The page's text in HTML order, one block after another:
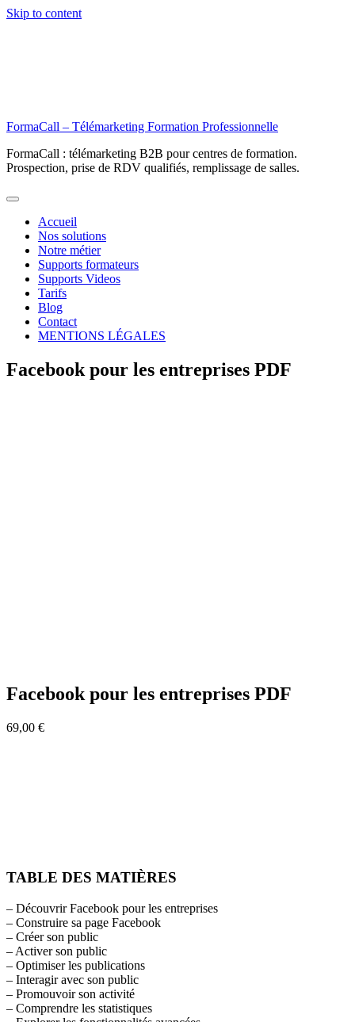
Skip to content
FormaCall – Télémarketing Formation Professionnelle
FormaCall : télémarketing B2B pour centres de formation.
Prospection, prise de RDV qualifiés, remplissage de salles.
Accueil
Nos solutions
Notre métier
Supports formateurs
Supports Videos
Tarifs
Blog
Contact
MENTIONS LÉGALES
Facebook pour les entreprises PDF
Facebook pour les entreprises PDF
69,00 €
TABLE DES MATIÈRES
– Découvrir Facebook pour les entreprises
– Construire sa page Facebook
– Créer son public
– Activer son public
– Optimiser les publications
– Interagir avec son public
– Promouvoir son activité
– Comprendre les statistiques